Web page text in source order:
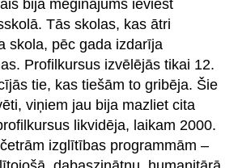
bija mēģinājums ieviest
Tās skolas, kas ātri
skola, pēc gada izdarīja
Profilkursus izvēlējās tikai 12.
tie, kas tiešām to gribēja. Šie
viņiem jau bija mazliet cita
likvidēja, laikam 2000.
izglītības programmām –